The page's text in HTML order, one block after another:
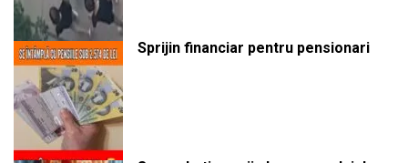
Sprijin financiar pentru pensionari